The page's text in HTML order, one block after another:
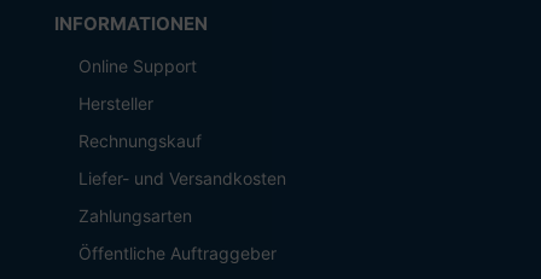
INFORMATIONEN
Online Support
Hersteller
Rechnungskauf
Liefer- und Versandkosten
Zahlungsarten
Öffentliche Auftraggeber